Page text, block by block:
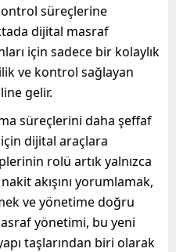
süreçlerine
dijital masraf
için sadece bir kolaylık
ve kontrol sağlayan
gelir.
süreçlerini daha şeffaf
dijital araçlara
rolü artık yalnızca
akışını yorumlamak,
ve yönetime doğru
yönetimi, bu yeni
taşlarından biri olarak